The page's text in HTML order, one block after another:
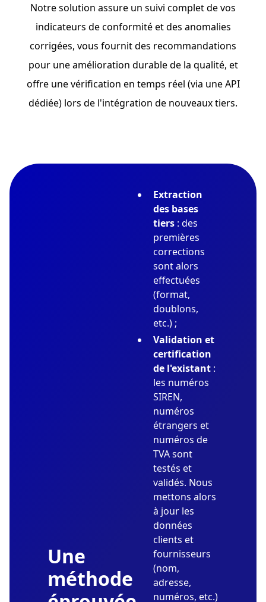
Notre solution assure un suivi complet de vos
indicateurs de conformité et des anomalies
corrigées, vous fournit des recommandations
pour une amélioration durable de la qualité, et
offre une vérification en temps réel (via une API
dédiée) lors de l'intégration de nouveaux tiers.
Une
méthode
Extraction
des bases
tiers : des
premières
corrections
sont alors
effectuées
(format,
doublons,
etc.) ;
Validation et
certification
de l'existant :
les numéros
SIREN,
numéros
étrangers et
numéros de
TVA sont
testés et
validés. Nous
mettons alors
à jour les
données
clients et
fournisseurs
(nom,
adresse,
numéros, etc.)